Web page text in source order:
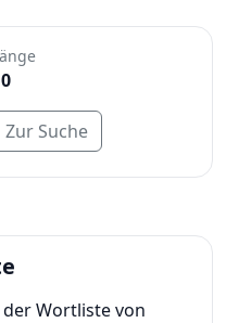
Zur Suche
der Wortliste von